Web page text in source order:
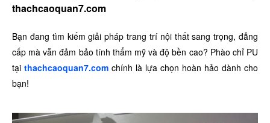
thachcaoquan7.com
Bạn đang tìm kiếm giải pháp trang trí nội thất sang trọng, đẳng
cấp mà vẫn đảm bảo tính thẩm mỹ và độ bền cao? Phào chỉ PU
tại thachcaoquan7.com chính là lựa chọn hoàn hảo dành cho
bạn!